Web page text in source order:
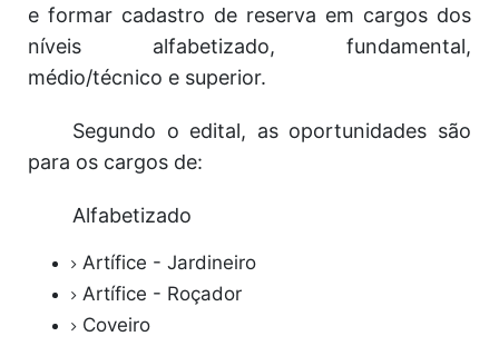
e formar cadastro de reserva em cargos dos
níveis alfabetizado, fundamental,
médio/técnico e superior.
Segundo o edital, as oportunidades são
para os cargos de:
Alfabetizado
Artífice - Jardineiro
Artífice - Roçador
Coveiro